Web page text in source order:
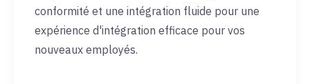
conformité et une intégration fluide pour une
expérience d'intégration efficace pour vos
nouveaux employés.